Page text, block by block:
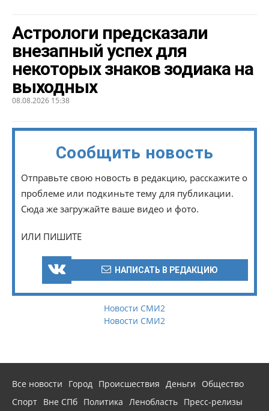
Астрологи предсказали
внезапный успех для
некоторых знаков зодиака на
выходных
08.08.2026 15:38
Сообщить новость
Отправьте свою новость в редакцию, расскажите о
проблеме или подкиньте тему для публикации.
Сюда же загружайте ваше видео и фото.
ИЛИ ПИШИТЕ
НАПИСАТЬ В РЕДАКЦИЮ
Новости СМИ2
Новости СМИ2
Все новости Город Происшествия Деньги
Общество
Спорт Вне СПб Политика Ленобласть Пресс-релизы